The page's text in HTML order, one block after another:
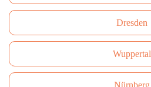
Dresden
Wuppertal
Nürnberg